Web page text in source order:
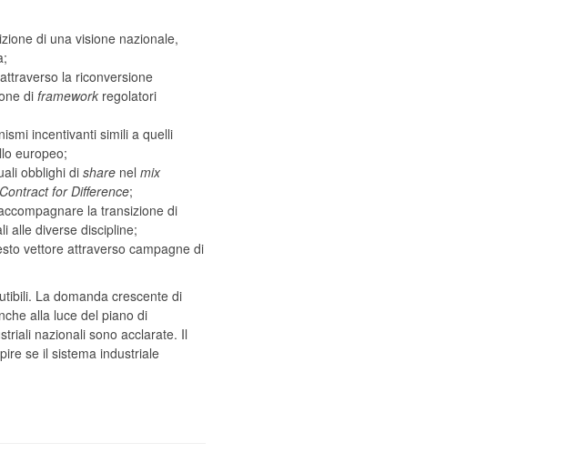
di una visione nazionale,
la riconversione
di framework regolatori
incentivanti simili a quelli
europeo;
obblighi di share nel mix
for Difference;
la transizione di
alle diverse discipline;
vettore attraverso campagne di
La domanda crescente di
alla luce del piano di
nazionali sono acclarate. Il
se il sistema industriale